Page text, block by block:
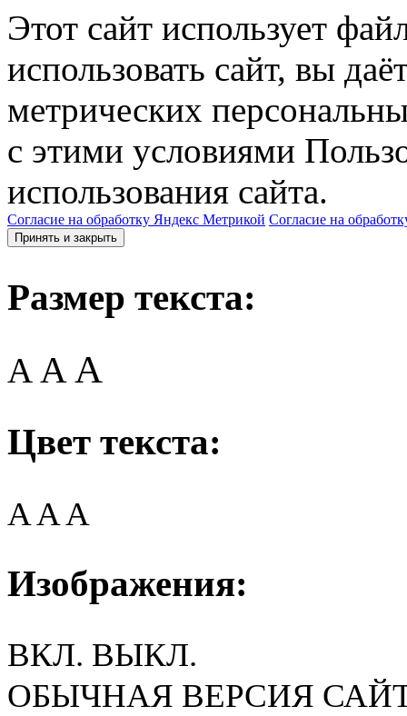
Этот сайт использует
использовать сайт, вы
метрических
с этими условиями
использования сайта.
Согласие на обработку Яндекс Метрикой Согласие на
Принять и закрыть
Размер текста:
A AA
Цвет текста:
AAA
Изображения:
ВКЛ. ВЫКЛ.
ОБЫЧНАЯ ВЕРСИЯ